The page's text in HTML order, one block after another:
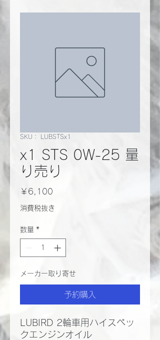
SKU： LUBSTSx1
x1 STS 0W-25 量
り売り
￥6,100
格
消費税抜き
数量 *
メーカー取り寄せ
予約購入
LUBIRD 2輪車用ハイスペッ
クエンジンオイル